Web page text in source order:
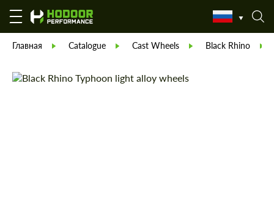
Главная Catalogue Cast Wheels Black Rhino